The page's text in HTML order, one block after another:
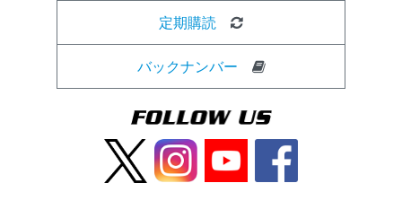
定期購読
バックナンバー